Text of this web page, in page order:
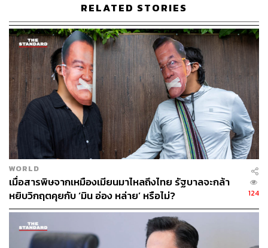
คุณแม่ชาวจีน 4,000 คน พบว่า กว่า 75% ของผู้ตอบ
แบบสอบถาม รู้สึกว่าลูกของตัวเองที่มีอายุระหว่าง 3-17 ปี ยัง
สูงไม่เท่าระดับที่พ่อแม่ตั้งเป้าเอาไว้
โดยเฉลี่ยแล้วพ่อแม่ของเด็กอายุ 16-17 ปี คาดหวังว่าลูกชาย
ควรมีส่วนสูงประมาณ 180 ซม. และลูกสาวควรสูง 169 ซม.
ลู่เหวินหลี่ แพทย์จากโรงพยาบาลรุ่ยจินในเซี่ยงไฮ้ กล่าวว่า
พ่อแม่ชาวจีนส่วนใหญ่จะสอบถามว่า ทำไมลูกของตัวเองไม่
สูงเหมือนคนอื่น ในเชิงเปรียบเทียบกับเด็กที่มีอายุใกล้เคียงกัน
แต่ในความเป็นจริงแล้วความสูงของเด็กบางคนนั้นถือว่าตรง
ตามมาตรฐานของประเทศแล้ว
ถามว่าทำไมคนจีนถึงให้ความสำคัญกับความสูงมากขึ้น
เพราะสถานการณ์สังคมในจีน ผู้ชายมีมากกว่าผู้หญิง ทำให้
การหาคู่ครองยากขึ้น ประกอบกับเศรษฐกิจไม่ดี ทำให้การหา
งานยากขึ้น โดยในช่วง 1-2 ปีที่ผ่านมา
RELATED STORIES
WORLD
เมื่อสารพิษจากเหมืองเมียนมาไหลถึงไทย รัฐบาลจะกล้า
หยิบวิกฤตคุยกับ ‘มิน อ่อง หล่าย’ หรือไม่?
124